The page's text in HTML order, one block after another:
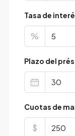
Tasa de
%
Plazo del
Cuotas de
$